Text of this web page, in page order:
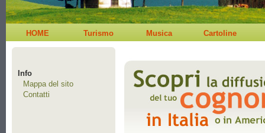
HOME Turismo Musica Cartoline
Info
Mappa del sito
Contatti